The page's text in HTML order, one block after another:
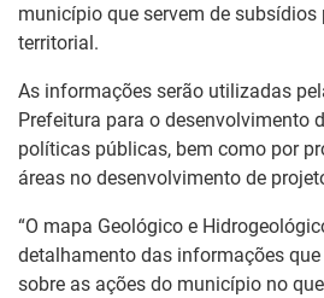
município que servem de
territorial.
As informações serão utilizadas
Prefeitura para o desenvolvimento
políticas públicas, bem como por
áreas no desenvolvimento de
“O mapa Geológico e
detalhamento das informações
sobre as ações do município no